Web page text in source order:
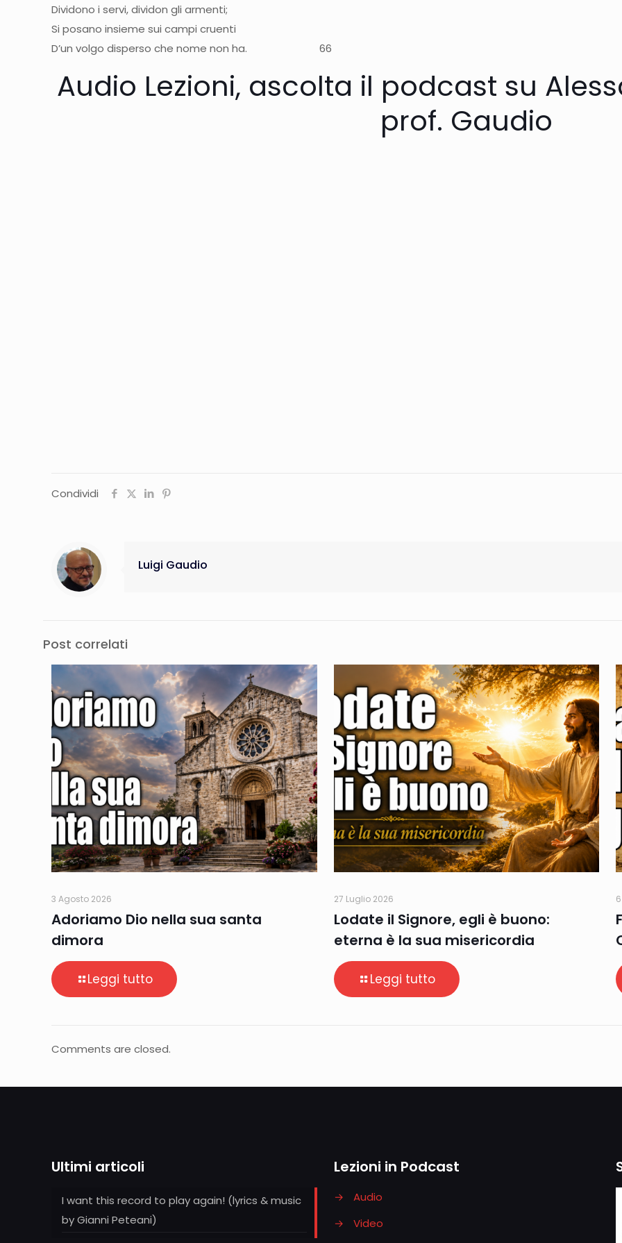
Dividono i servi, dividon gli armenti;
Si posano insieme sui campi cruenti
D’un volgo disperso che nome non ha. 66
Audio Lezioni, ascolta il podcast su
prof. Gaudio
Condividi
Luigi Gaudio
Post correlati
3 Agosto 2026
Adoriamo Dio nella sua santa
dimora
Leggi tutto
27 Luglio 2026
Lodate il Signore, egli è buono:
eterna è la sua misericordia
Leggi tutto
Comments are closed.
Ultimi articoli
I want this record to play again! (lyrics & music
by Gianni Peteani)
Lezioni in Podcast
→
Audio
→
Video